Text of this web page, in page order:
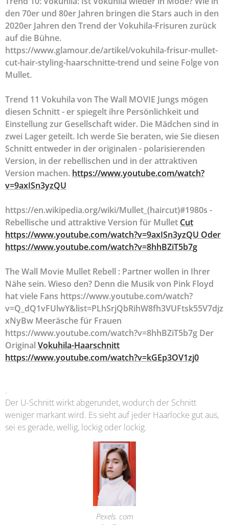
den 70er und 80er Jahren bringen die Stars auch in den
2020er Jahren den Trend der Vokuhila-Frisuren zurück
auf die Bühne.
https://www.glamour.de/artikel/vokuhila-frisur-mullet-
cut-hair-styling-haarschnitte-trend und seine Folge von
Mullet.
Trend 11 Vokuhila von The Wall MOVIE Jungs mögen
diesen Schnitt - er spiegelt ihre Persönlichkeit und
Einstellung zur Gesellschaft wider. Die Mädchen sind in
zwei Lager geteilt. Ich werde Sie beraten, wie Sie diesen
Schnitt entweder in der originalen - polarisierenden
Version, in der rebellischen und in der attraktiven
Version machen. https://www.youtube.com/watch?
v=9axISn3yzQU
https://en.wikipedia.org/wiki/Mullet_(haircut)#1980s -
Rebellische und attraktive Version für Mullet Cut
https://www.youtube.com/watch?v=9axISn3yzQU Oder
https://www.youtube.com/watch?v=8hhBZiT5b7g
The Wall Movie Mullet Rebell : Partner wollen in Ihrer
Nähe sein. Wieso den? Denn die Musik von Pink Floyd
hat viele Fans https://www.youtube.com/watch?
v=Q_dQ1vFUlwY&list=PLhSrjQbRihW8fh3VUFtsk55V7djz
xNyBw Meeräsche für Frauen
https://www.youtube.com/watch?v=8hhBZiT5b7g Der
Original Vokuhila-Haarschnitt
https://www.youtube.com/watch?v=kGEp3OV1zj0
.
Der U-Schnitt wirkt abgerundet, wodurch der Schnitt
weniger markant wird. Es sieht auf jeder Haarlocke gut aus,
sei es gerade, wellig, lockig oder lockig.
Pexels. com